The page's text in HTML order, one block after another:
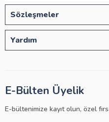
Sözleşmeler
Yardım
E-Bülten Üyelik
E-bültenimize kayıt olun, özel